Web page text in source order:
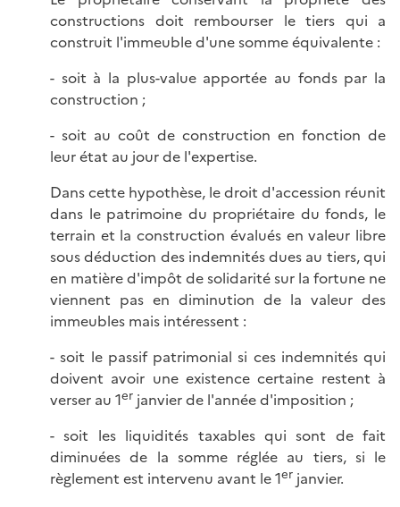
constructions doit rembourser le tiers qui a
construit l'immeuble d'une somme équivalente :
- soit à la plus-value apportée au fonds par la
construction ;
- soit au coût de construction en fonction de
leur état au jour de l'expertise.
Dans cette hypothèse, le droit d'accession réunit
dans le patrimoine du propriétaire du fonds, le
terrain et la construction évalués en valeur libre
sous déduction des indemnités dues au tiers, qui
en matière d'impôt de solidarité sur la fortune ne
viennent pas en diminution de la valeur des
immeubles mais intéressent :
- soit le passif patrimonial si ces indemnités qui
doivent avoir une existence certaine restent à
verser au 1er janvier de l'année d'imposition ;
- soit les liquidités taxables qui sont de fait
diminuées de la somme réglée au tiers, si le
règlement est intervenu avant le 1er janvier.